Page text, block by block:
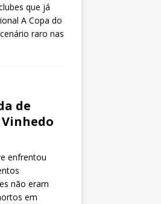
que já
A Copa do
raro nas
de
enfrentou
não eram
em